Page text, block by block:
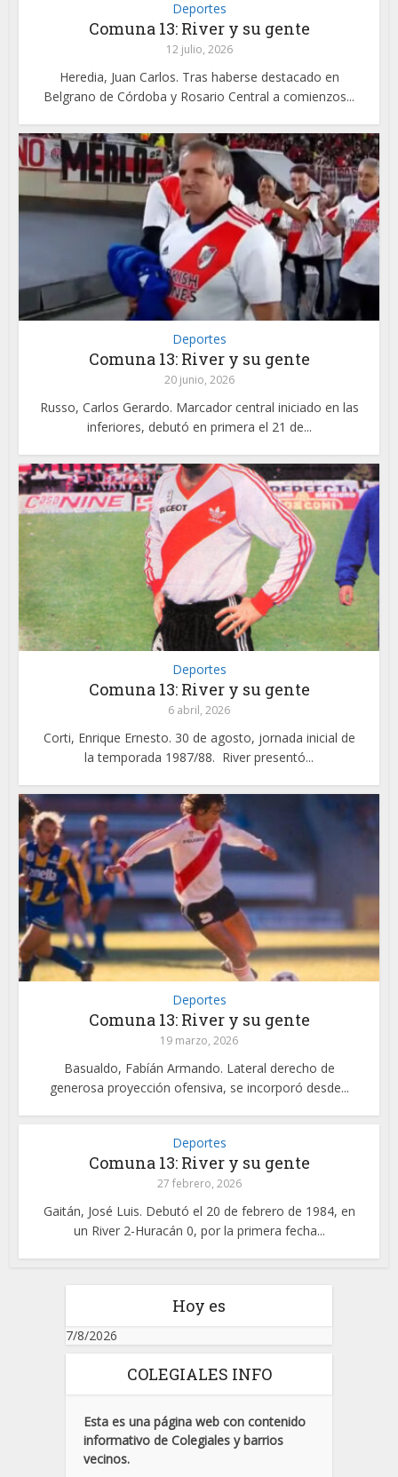
Deportes
Comuna 13: River y su gente
12 julio, 2026
Heredia, Juan Carlos. Tras haberse destacado en
Belgrano de Córdoba y Rosario Central a comienzos...
Deportes
Comuna 13: River y su gente
20 junio, 2026
Russo, Carlos Gerardo. Marcador central iniciado en las
inferiores, debutó en primera el 21 de...
Deportes
Comuna 13: River y su gente
6 abril, 2026
Corti, Enrique Ernesto. 30 de agosto, jornada inicial de
la temporada 1987/88. River presentó...
Deportes
Comuna 13: River y su gente
19 marzo, 2026
Basualdo, Fabíán Armando. Lateral derecho de
generosa proyección ofensiva, se incorporó desde...
Deportes
Comuna 13: River y su gente
27 febrero, 2026
Gaitán, José Luis. Debutó el 20 de febrero de 1984, en
un River 2-Huracán 0, por la primera fecha...
Hoy es
7/8/2026
COLEGIALES INFO
Esta es una página web con contenido
informativo de Colegiales y barrios
vecinos.